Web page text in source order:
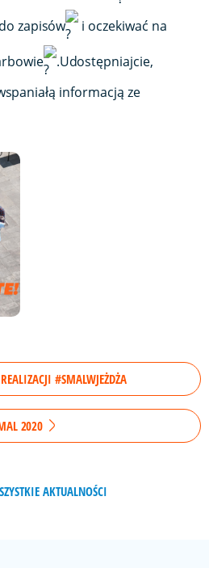
zapisów i oczekiwać na
.Udostępniajcie,
informacją ze
#SMALWJEŻDŻA
2020
AKTUALNOŚCI